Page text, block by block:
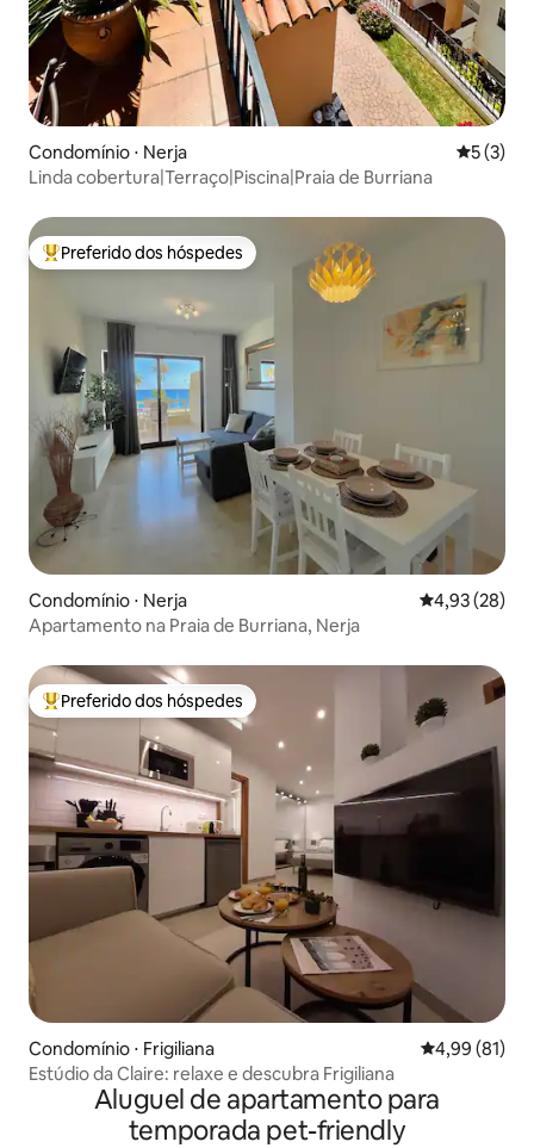
Condomínio ⋅ Nerja 5 de
5 (3)
Linda cobertura|Terraço|Piscina|Praia de Burriana
Entre os melhores preferidos dos hóspedes
Preferido dos hóspedes
Condomínio ⋅ Nerja 4,93 de uma
4,93 (28)
Apartamento na Praia de Burriana, Nerja
Entre os melhores preferidos dos hóspedes
Preferido dos hóspedes
Condomínio ⋅ Frigiliana 4,99 de uma
4,99 (81)
Estúdio da Claire: relaxe e descubra Frigiliana
Aluguel de apartamento para
temporada pet-friendly